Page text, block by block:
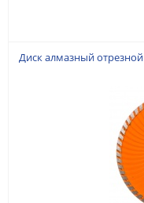
Диск алмазный